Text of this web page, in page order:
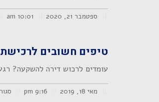
ספטמבר 21, 2020
טיפים חשובים
עומדים לרכוש דירה להשקעה?
מאי 18, 2019